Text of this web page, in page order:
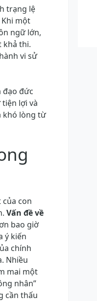
trạng lệ
một
ngữ lớn,
khả thi.
vi sử
đạo đức
lợi và
khó lòng từ
của con
Vấn đề về
bao giờ
ý kiến
chính
Nhiều
mai một
nhân”
cần thấu